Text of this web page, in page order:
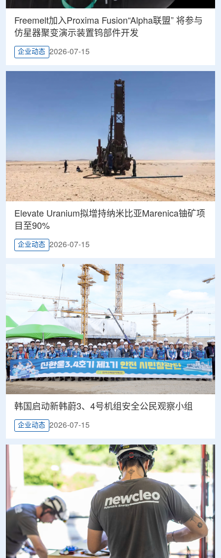
Freemelt加入Proxima Fusion“Alpha联盟” 将参与
仿星器聚变演示装置钨部件开发
企业动态 2026-07-15
Elevate Uranium拟增持纳米比亚Marenica铀矿项
目至90%
企业动态 2026-07-15
韩国启动新韩蔚3、4号机组安全公民观察小组
企业动态 2026-07-15